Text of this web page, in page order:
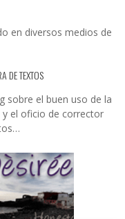
en diversos medios de
DE TEXTOS
sobre el buen uso de la
y el oficio de corrector